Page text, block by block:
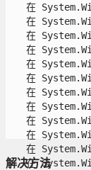
在
在
在
在
在
在
在
在
在
在
在
在
解决方法